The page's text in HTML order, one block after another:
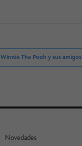
Winnie The Pooh y sus amigos
Novedades